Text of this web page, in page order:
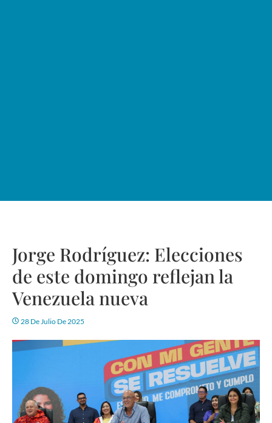
Jorge Rodríguez: Elecciones
de este domingo reflejan la
Venezuela nueva
28 De Julio De 2025